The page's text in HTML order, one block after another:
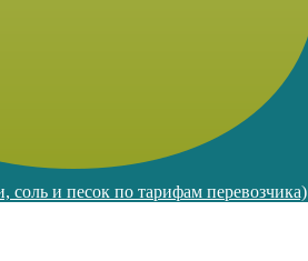
соль и песок по тарифам перевозчика)